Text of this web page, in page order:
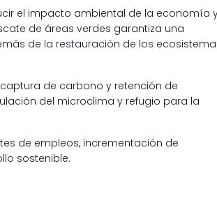
el impacto ambiental de la economía
de áreas verdes garantiza una
de la restauración de los
de carbono y retención de
del microclima y refugio para la
de empleos, incrementación de
sostenible.